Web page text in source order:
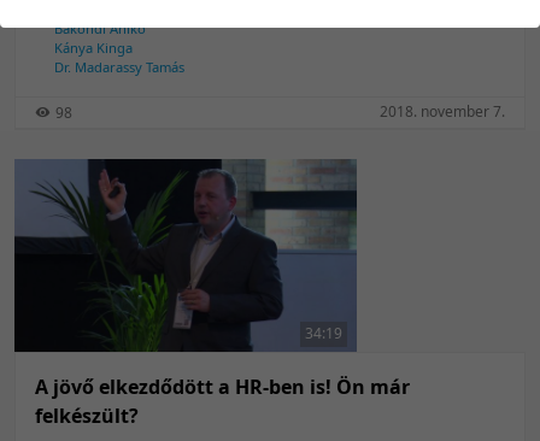
Bakondi Anikó
Kánya Kinga
Dr. Madarassy Tamás
98 2018. november 7.
34:19
A jövő elkezdődött a HR-ben is! Ön már
felkészült?